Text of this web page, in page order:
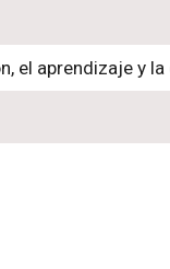
el aprendizaje y